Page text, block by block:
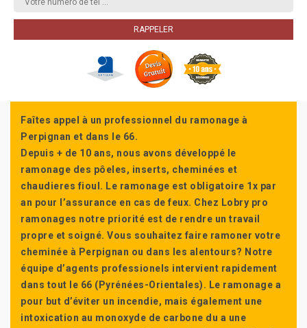
Faîtes appel à un professionnel du ramonage à
Perpignan et dans le 66.
Depuis + de 10 ans, nous avons développé le
ramonage des pôeles, inserts, cheminées et
chaudieres fioul. Le ramonage est obligatoire 1x par
an pour l’assurance en cas de feux. Chez Lobry pro
ramonages notre priorité est de rendre un travail
propre et soigné. Vous souhaitez faire ramoner votre
cheminée à Perpignan ou dans les alentours? Notre
équipe d’agents professionels intervient rapidement
dans tout le 66 (Pyrénées-Orientales). Le ramonage a
pour but d’éviter un incendie, mais également une
intoxication au monoxyde de carbone du a une